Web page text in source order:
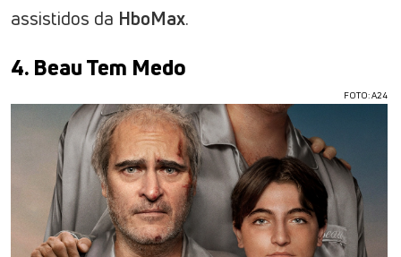
assistidos da HboMax.
4. Beau Tem Medo
FOTO: A24